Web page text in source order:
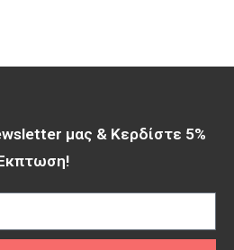
μας & Κερδίστε 5%